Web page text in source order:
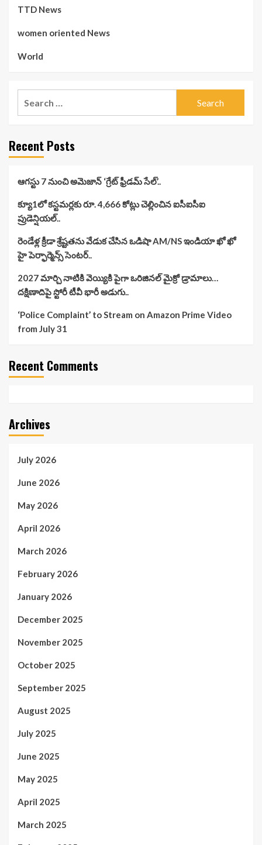
TTD News
women oriented News
World
Recent Posts
ఆగస్టు 7 నుంచి అమెజాన్ ‘గ్రేట్ ఫ్రీడమ్ సేల్’..
క్యూ1లో కస్టమర్లకు రూ. 4,666 కోట్లు చెల్లించిన ఐసీఐసీఐ
ప్రుడెన్షియల్..
రెండేళ్ల క్రీడా శ్రేష్టతను వేడుక చేసిన ఒడిషా AM/NS ఇండియా ఖో ఖో
హై పెర్ఫార్మెన్స్ సెంటర్..
2027 మార్చి నాటికి వెయ్యికి పైగా ఒరిజినల్ మైక్రో డ్రామాలు…
దక్షిణాదిపై స్టోరీ టీవీ భారీ అడుగు..
‘Police Complaint’ to Stream on Amazon Prime Video
from July 31
Recent Comments
Archives
July 2026
June 2026
May 2026
April 2026
March 2026
February 2026
January 2026
December 2025
November 2025
October 2025
September 2025
August 2025
July 2025
June 2025
May 2025
April 2025
March 2025